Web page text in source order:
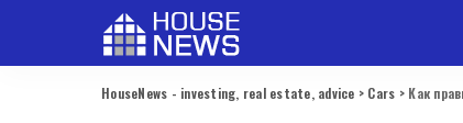
HouseNews - investing, real estate, advice > Cars > Как